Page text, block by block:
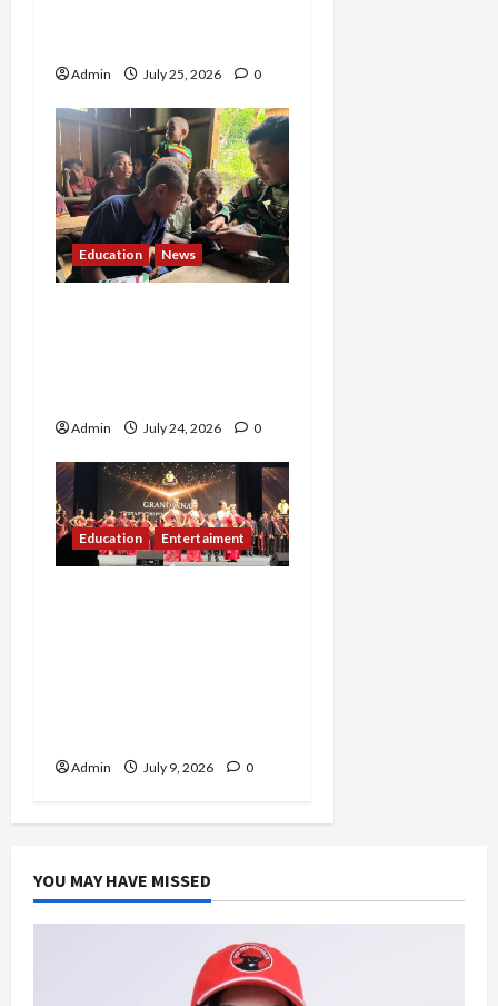
Admin July 25, 2026 0
Education News
Admin July 24, 2026 0
Education Entertaiment
Admin July 9, 2026 0
YOU MAY HAVE MISSED